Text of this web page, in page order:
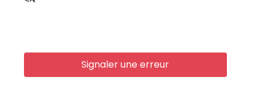
Signaler une erreur